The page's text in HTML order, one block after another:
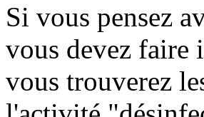
Si vous pensez
vous devez faire
vous trouverez